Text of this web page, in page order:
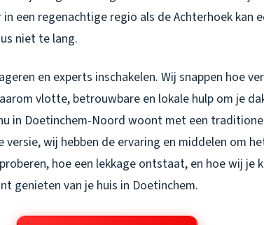
een regenachtige regio als de Achterhoek kan
niet te lang.
en experts inschakelen. Wij snappen hoe
vlotte, betrouwbare en lokale hulp om je
in Doetinchem-Noord woont met een
wij hebben de ervaring en middelen om
hoe een lekkage ontstaat, en hoe wij je
genieten van je huis in Doetinchem.